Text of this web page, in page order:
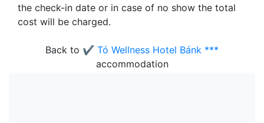
the check-in date or in case of no show the total
cost will be charged.
Back to ✔️ Tó Wellness Hotel Bánk ***
accommodation